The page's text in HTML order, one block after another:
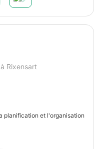
Rixensart
planification et l'organisation